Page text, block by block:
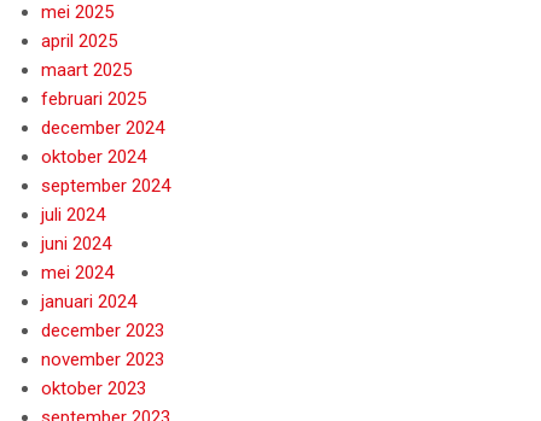
mei 2025
april 2025
maart 2025
februari 2025
december 2024
oktober 2024
september 2024
juli 2024
juni 2024
mei 2024
januari 2024
december 2023
november 2023
oktober 2023